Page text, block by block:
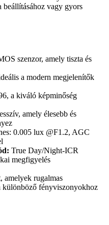
beállításához vagy gyors
szenzor, amely tiszta és
a modern megjelenítők
a kiváló képminőség
amely élesebb és
0.005 lux @F1.2, AGC
True Day/Night-ICR
megfigyelés
rugalmas
különböző fényviszonyokhoz